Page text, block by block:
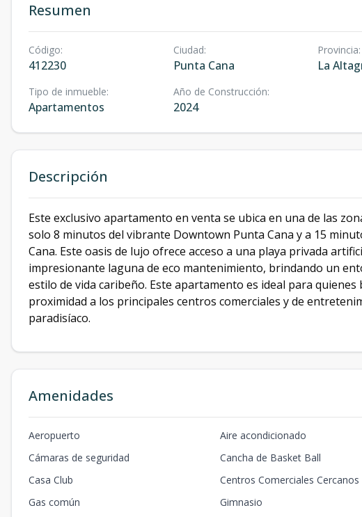
Resumen
Código:
412230
Ciudad:
Punta Cana
Provincia:
La
Tipo de inmueble:
Apartamentos
Año de Construcción:
2024
Descripción
Este exclusivo apartamento en venta se ubica en una de las
solo 8 minutos del vibrante Downtown Punta Cana y a 15
Cana. Este oasis de lujo ofrece acceso a una playa privada
impresionante laguna de eco mantenimiento, brindando un
estilo de vida caribeño. Este apartamento es ideal para
proximidad a los principales centros comerciales y de
paradisíaco.
Amenidades
Aeropuerto Aire acondicionado
Cámaras de seguridad
Cancha de Basket Ball
Casa Club
Centros Comerciales Cercanos
Gas común
Gimnasio